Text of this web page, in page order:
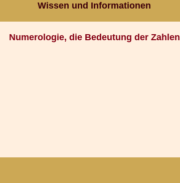
Wissen und Informationen
Numerologie, die Bedeutung der Zahlen